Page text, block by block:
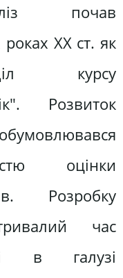
почав
XX ст. як
курсу
Розвиток
оцінки
Розробку
час
в галузі